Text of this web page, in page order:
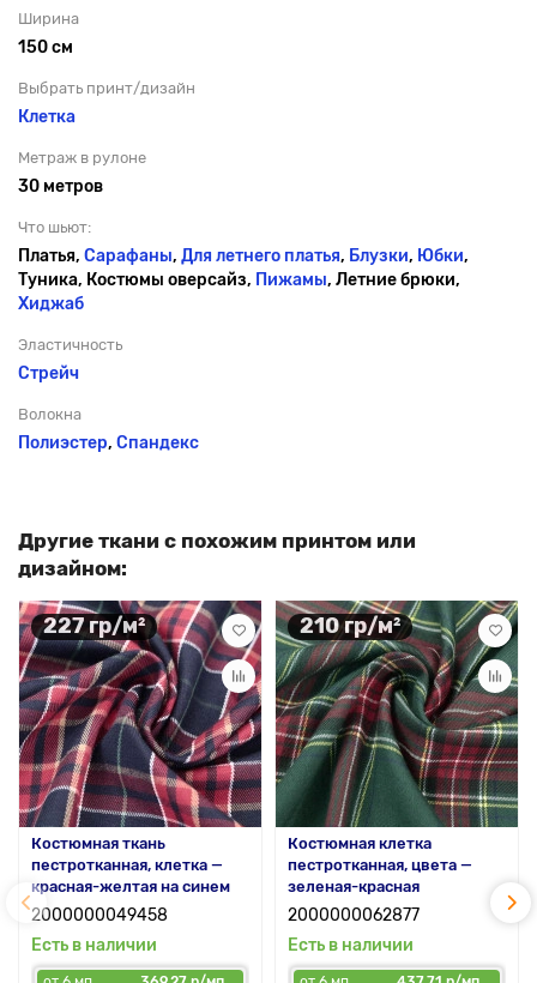
Ширина
150 см
Выбрать принт/дизайн
Клетка
Метраж в рулоне
30 метров
Что шьют:
Платья, Сарафаны, Для летнего платья, Блузки, Юбки,
Туника, Костюмы оверсайз, Пижамы, Летние брюки,
Хиджаб
Эластичность
Стрейч
Волокна
Полиэстер, Спандекс
Другие ткани с похожим принтом или
дизайном:
227 гр/м²
Костюмная ткань
пестротканная, клетка —
красная-желтая на синем
2000000049458
Есть в наличии
210 гр/м²
Костюмная клетка
пестротканная, цвета —
зеленая-красная
2000000062877
Есть в наличии